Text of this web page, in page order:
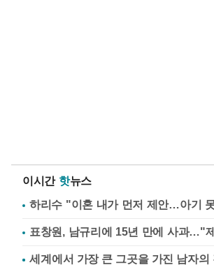
이시간 핫뉴스
하리수 "이혼 내가 먼저 제안…아기
표창원, 남규리에 15년 만에 사과…"